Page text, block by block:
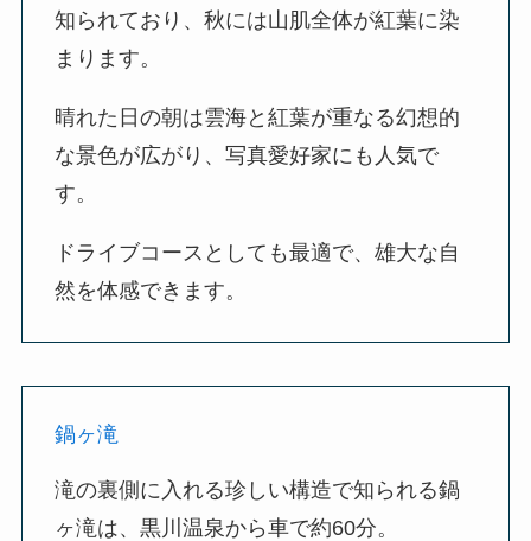
知られており、秋には山肌全体が紅葉に染
まります。
晴れた日の朝は雲海と紅葉が重なる幻想的
な景色が広がり、写真愛好家にも人気で
す。
ドライブコースとしても最適で、雄大な自
然を体感できます。
鍋ヶ滝
滝の裏側に入れる珍しい構造で知られる鍋
ヶ滝は、黒川温泉から車で約60分。